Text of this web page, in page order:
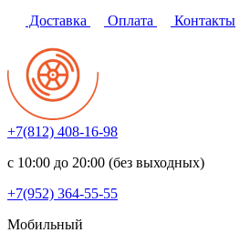
Доставка Оплата Контакты
+7(812) 408-16-98
с 10:00 до 20:00 (без выходных)
+7(952) 364-55-55
Мобильный